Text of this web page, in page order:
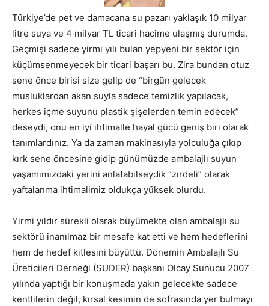
Türkiye’de pet ve damacana su pazarı yaklaşık 10 milyar
litre suya ve 4 milyar TL ticari hacime ulaşmış durumda.
Geçmişi sadece yirmi yılı bulan yepyeni bir sektör için
küçümsenmeyecek bir ticari başarı bu. Zira bundan otuz
sene önce birisi size gelip de “birgün gelecek
musluklardan akan suyla sadece temizlik yapılacak,
herkes içme suyunu plastik şişelerden temin edecek”
deseydi, onu en iyi ihtimalle hayal gücü geniş biri olarak
tanımlardınız. Ya da zaman makinasıyla yolculuğa çıkıp
kırk sene öncesine gidip günümüzde ambalajlı suyun
yaşamımızdaki yerini anlatabilseydik “zırdeli” olarak
yaftalanma ihtimalimiz oldukça yüksek olurdu.
Yirmi yıldır sürekli olarak büyümekte olan ambalajlı su
sektörü inanılmaz bir mesafe kat etti ve hem hedeflerini
hem de hedef kitlesini büyüttü. Dönemin Ambalajlı Su
Üreticileri Derneği (SUDER) başkanı Olcay Sunucu 2007
yılında yaptığı bir konuşmada yakın gelecekte sadece
kentlilerin değil, kırsal kesimin de sofrasında yer bulmayı